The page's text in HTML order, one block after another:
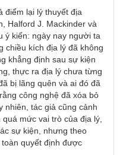
điểm lại lý thuyết địa
Halford J. Mackinder và
ý kiến: ngày nay người ta
chiều kích địa lý đã không
khẳng định sau sự kiện
thực ra địa lý chưa từng
bị lãng quên và ai đó đã
công nghệ đã xóa bỏ
nhiên, tác giả cũng cảnh
mức vai trò của địa lý,
sự kiện, nhưng theo
quyết định được